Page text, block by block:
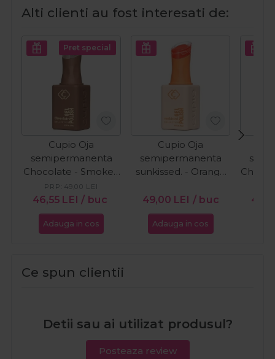
Alti clienti au fost interesati de:
Pret special
Cupio Oja
semipermanenta
Chocolate - Smoked
Cacao 15ml
46,55 LEI / buc
PRP: 49,00 LEI
Adauga in cos
Cupio Oja
semipermanenta
sunkissed. - Orange
49,00 LEI / buc
Adauga in cos
Ce spun clientii
Detii sau ai utilizat produsul?
Posteaza review